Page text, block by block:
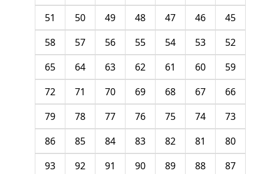
45
46
47
48
49
50
51
52
53
54
55
56
57
58
59
60
61
62
63
64
65
66
67
68
69
70
71
72
73
74
75
76
77
78
79
80
81
82
83
84
85
86
87
88
89
90
91
92
93